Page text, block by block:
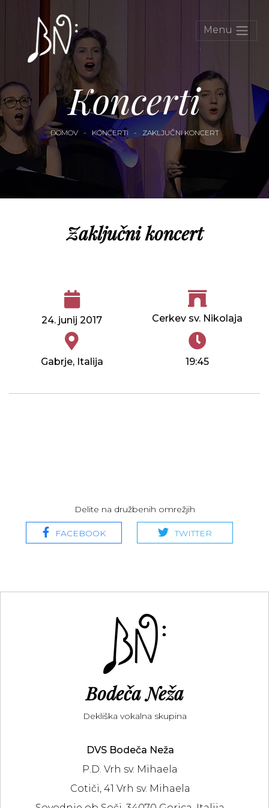
Menu
Koncerti
DOMOV- KONCERTI - ZAKLJUČNI KONCERT
Zaključni koncert
24. junij 2017 Cerkev sv. Nikolaja
Gabrje, Italija 19:45
Delite na družbenih omrežjih
FACEBOOK TWITTER
Bodeča Neža
Dekliška vokalna skupina
DVS Bodeča Neža
P.D. Vrh sv. Mihaela
Cotiči, 41 Vrh sv. Mihaela